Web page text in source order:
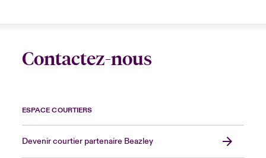
Contactez-nous
ESPACE COURTIERS
Devenir courtier partenaire Beazley